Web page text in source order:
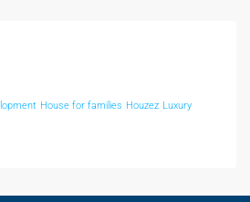
House for families Houzez Luxury